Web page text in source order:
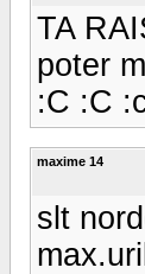
TA
poter
:C :C
maxime 14
slt